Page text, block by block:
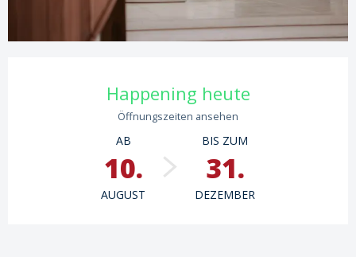
Öffnungszeiten & Kontaktdaten
Happening heute
Öffnungszeiten ansehen
AB
10.
AUGUST
BIS ZUM
31.
DEZEMBER